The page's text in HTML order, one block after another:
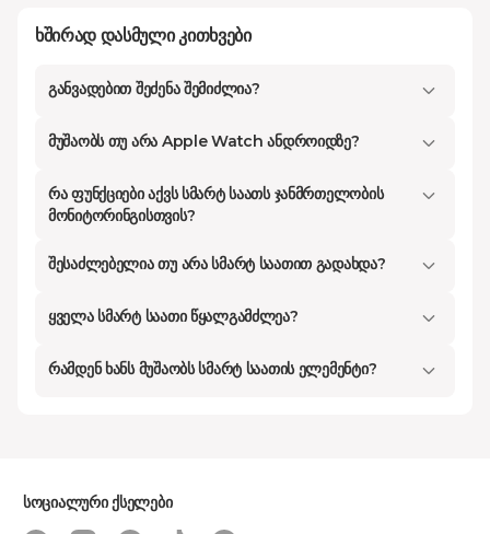
არა ბიუჯეტურ ან უფრო მაღალი კლასის
ის და ტექ. ინდუსტრიის სხვა გიგანტებისა და
უპასუხეთ და განახორციელეთ ზარები
პირდაპირ მაჯიდან
უსადენო კავშირი მოძრაობისას ჭკვიანი
უპირატესობაა, რადგან ისინი ხელს უწყობს
მინიმალური ძალისხმევით. თანამედროვე
შეიძლება ზარების წამოწყება-მიღება,
ხშირად დასმული კითხვები
განვადებით შეძენა შემიძლია?
მუშაობს თუ არა Apple Watch ანდროიდზე?
რა ფუნქციები აქვს სმარტ საათს ჯანმრთელობის
მონიტორინგისთვის?
შესაძლებელია თუ არა სმარტ საათით გადახდა?
ყველა სმარტ საათი წყალგამძლეა?
რამდენ ხანს მუშაობს სმარტ საათის ელემენტი?
სოციალური ქსელები